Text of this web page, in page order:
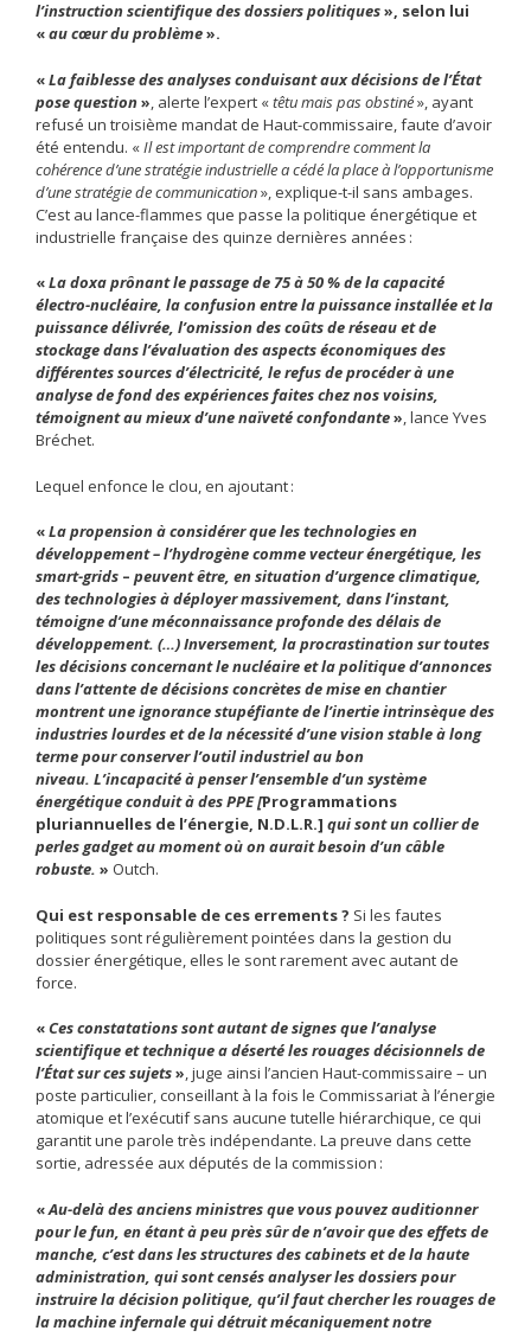
l’instruction scientifique des dossiers politiques», selon lui
«au cœur du problème».
«La faiblesse des analyses conduisant aux décisions de l’État
pose question» , alerte l’expert «têtu mais pas obstiné», ayant
refusé un troisième mandat de Haut-commissaire, faute d’avoir
été entendu. «Il est important de comprendre comment la
cohérence d’une stratégie industrielle a cédé la place à l’opportunisme
d’une stratégie de communication», explique-t-il sans ambages.
C’est au lance-flammes que passe la politique énergétique et
industrielle française des quinze dernières années :
«La doxa prônant le passage de 75 à 50 % de la capacité
électro-nucléaire, la confusion entre la puissance installée et la
puissance délivrée, l’omission des coûts de réseau et de
stockage dans l’évaluation des aspects économiques des
différentes sources d’électricité, le refus de procéder à une
analyse de fond des expériences faites chez nos voisins,
témoignent au mieux d’une naïveté confondante», lance Yves
Bréchet.
Lequel enfonce le clou, en ajoutant :
«La propension à considérer que les technologies en
développement – l’hydrogène comme vecteur énergétique, les
smart-grids – peuvent être, en situation d’urgence climatique,
des technologies à déployer massivement, dans l’instant,
témoigne d’une méconnaissance profonde des délais de
développement. (…) Inversement, la procrastination sur toutes
les décisions concernant le nucléaire et la politique d’annonces
dans l’attente de décisions concrètes de mise en chantier
montrent une ignorance stupéfiante de l’inertie intrinsèque des
industries lourdes et de la nécessité d’une vision stable à long
terme pour conserver l’outil industriel au bon
niveau. L’incapacité à penser l’ensemble d’un système
énergétique conduit à des PPE [Programmations
pluriannuelles de l’énergie, N.D.L.R.] qui sont un collier de
perles gadget au moment où on aurait besoin d’un câble
robuste. » Outch.
Qui est responsable de ces errements ? Si les fautes
politiques sont régulièrement pointées dans la gestion du
dossier énergétique, elles le sont rarement avec autant de
force.
«Ces constatations sont autant de signes que l’analyse
scientifique et technique a déserté les rouages décisionnels de
l’État sur ces sujets», juge ainsi l’ancien Haut-commissaire – un
poste particulier, conseillant à la fois le Commissariat à l’énergie
atomique et l’exécutif sans aucune tutelle hiérarchique, ce qui
garantit une parole très indépendante. La preuve dans cette
sortie, adressée aux députés de la commission :
«Au-delà des anciens ministres que vous pouvez auditionner
pour le fun, en étant à peu près sûr de n’avoir que des effets de
manche, c’est dans les structures des cabinets et de la haute
administration, qui sont censés analyser les dossiers pour
instruire la décision politique, qu’il faut chercher les rouages de
la machine infernale qui détruit mécaniquement notre